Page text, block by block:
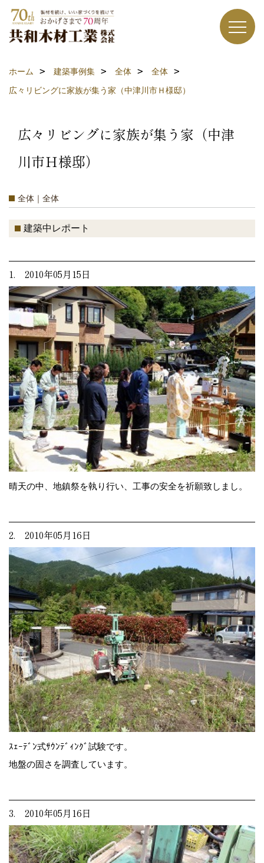
ホーム 建築事例集 全体
全体
広々リビングに家族が集う家（中津川市Ｈ様邸）
広々リビングに家族が集う家（中津
川市Ｈ様邸）
全体｜全体
建築中レポート
1. 2010年05月15日
晴天の中、地鎮祭を執り行い、工事の安全を祈願致しまし。
2. 2010年05月16日
ｽｪｰﾃﾞﾝ式ｻｳﾝﾃﾞｨﾝｸﾞ試験です。
地盤の固さを調査しています。
3. 2010年05月16日